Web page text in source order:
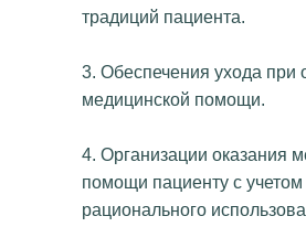
традиций пациента.
3. Обеспечения ухода при
медицинской помощи.
4. Организации оказания
помощи пациенту с учетом
рационального